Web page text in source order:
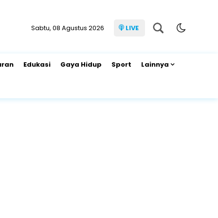
Sabtu, 08 Agustus 2026 LIVE
Edukasi Gaya Hidup Sport Lainnya